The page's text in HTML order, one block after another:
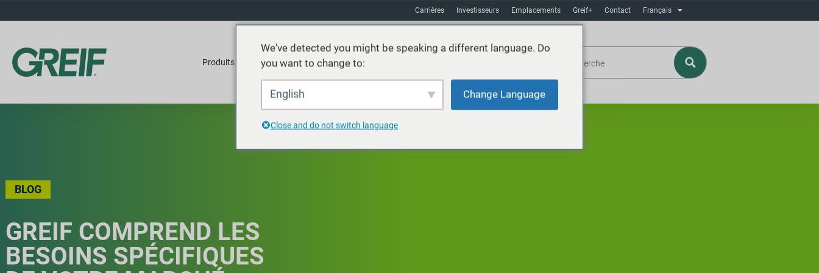
Carrières Investisseurs Emplacements Greif+ Contact Français
Produits Services Durabilité
BLOG
GREIF COMPREND LES
BESOINS SPÉCIFIQUES
We've detected you might be speaking a different language. Do
you want to change to:
English Change Language
Close and do not switch language